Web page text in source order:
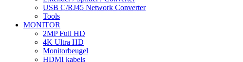
USB C/RJ45 Network Converter
Tools
MONITOR
2MP Full HD
4K Ultra HD
Monitorbeugel
HDMI kabels